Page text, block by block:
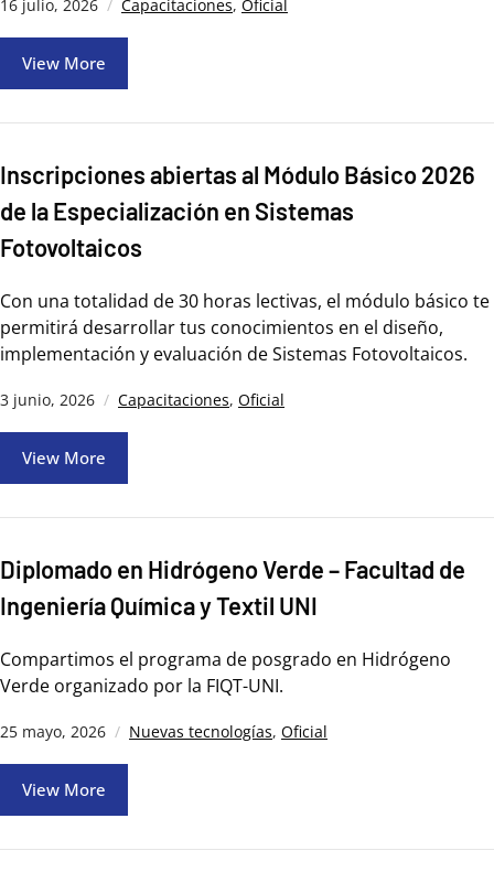
16 julio, 2026 Capacitaciones, Oficial
View More
Inscripciones abiertas al Módulo Básico 2026
de la Especialización en Sistemas
Fotovoltaicos
Con una totalidad de 30 horas lectivas, el módulo básico te
permitirá desarrollar tus conocimientos en el diseño,
implementación y evaluación de Sistemas Fotovoltaicos.
3 junio, 2026 Capacitaciones, Oficial
View More
Diplomado en Hidrógeno Verde – Facultad de
Ingeniería Química y Textil UNI
Compartimos el programa de posgrado en Hidrógeno
Verde organizado por la FIQT-UNI.
25 mayo, 2026 Nuevas tecnologías, Oficial
View More